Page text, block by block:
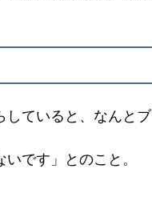
していると、なんとブ
です」とのこと。